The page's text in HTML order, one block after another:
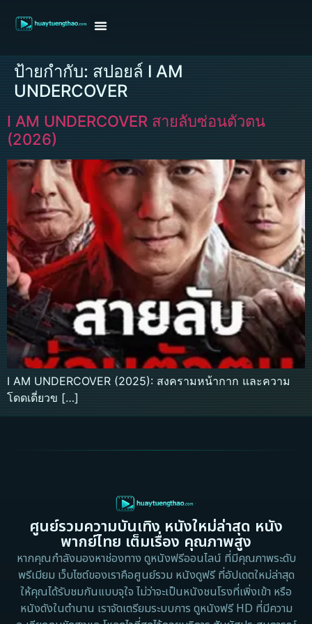
ป้ายกำกับ: สปอยล์ I AM
UNDERCOVER
I AM UNDERCOVER สายลับซ่อนตัวตน
(2026)
I AM UNDERCOVER (2025): สงครามหน้ากาก และความ
โดดเดี่ยวข […]
ศูนย์รวมความบันเทิง หนังใหม่ล่าสุด หนัง
พากย์ไทย เต็มเรื่อง คุณภาพสูง
หากคุณกำลังมองหาช่องทาง ดูหนังฟรีออนไลน์ ที่มีคุณภาพระดับ
พรีเมียม เว็บไซต์ของเราคือศูนย์รวม หนังดูฟรี ที่อัปเดตใหม่ล่าสุด
ให้คุณได้รับชมกันแบบจุใจ ไม่ว่าจะเป็นหนังชนโรงที่เพิ่งเข้า หรือ
หนังดังในตำนาน เราจัดเตรียมระบบการ ดูหนังฟรี HD ที่มีความ